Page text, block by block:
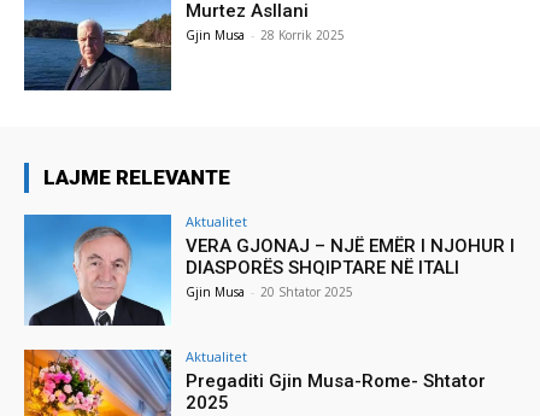
Murtez Asllani
Gjin Musa - 28 Korrik 2025
LAJME RELEVANTE
Aktualitet
VERA GJONAJ – NJË EMËR I NJOHUR I
DIASPORËS SHQIPTARE NË ITALI
Gjin Musa - 20 Shtator 2025
Aktualitet
Pregaditi Gjin Musa-Rome- Shtator
2025